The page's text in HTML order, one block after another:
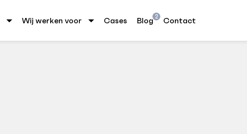
Wij werken voor Cases Blog 2 Contact